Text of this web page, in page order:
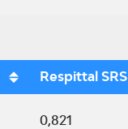
Respittal SRS
0,821